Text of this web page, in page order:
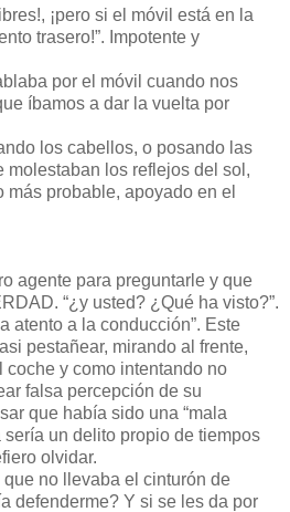
¡pero si el móvil está en la
trasero!”. Impotente y
por el móvil cuando nos
íbamos a dar la vuelta por
los cabellos, o posando las
molestaban los reflejos del sol,
más probable, apoyado en el
agente para preguntarle y que
“¿y usted? ¿Qué ha visto?”.
atento a la conducción”. Este
pestañear, mirando al frente,
y como intentando no
falsa percepción de su
que había sido una “mala
sería un delito propio de tiempos
olvidar.
no llevaba el cinturón de
defenderme? Y si se les da por